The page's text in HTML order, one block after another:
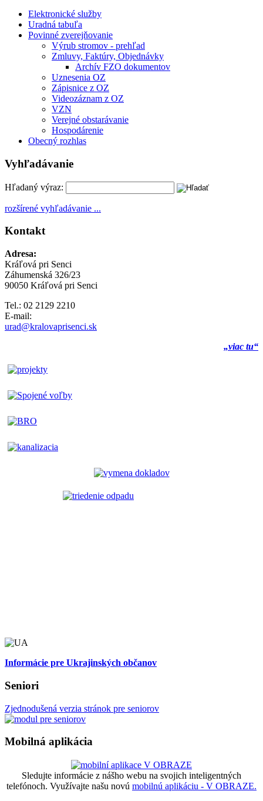
Elektronické služby
Uradná tabuľa
Povinné zverejňovanie
Výrub stromov - prehľad
Zmluvy, Faktúry, Objednávky
Archív FZO dokumentov
Uznesenia OZ
Zápisnice z OZ
Videozáznam z OZ
VZN
Verejné obstarávanie
Hospodárenie
Obecný rozhlas
Vyhľadávanie
Hľadaný výraz:
rozšírené vyhľadávanie ...
Kontakt
Adresa:
Kráľová pri Senci
Záhumenská 326/23
90050 Kráľová pri Senci
Tel.: 02 2129 2210
E-mail:
urad@kralovaprisenci.sk
„viac tu“
Informácie pre Ukrajinských občanov
Seniori
Zjednodušená verzia stránok pre seniorov
Mobilná aplikácia
Sledujte informácie z nášho webu na svojich inteligentných
telefónoch. Využívajte našu novú mobilnú aplikáciu - V OBRAZE.